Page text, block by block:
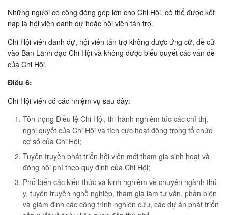
Những người có công đóng góp lớn cho Chi Hội, có thể được kết
nạp là hội viên danh dự hoặc hội viên tán trợ.
Chi Hội viên danh dự, hội viên tán trợ không được ứng cử, đề cử
vào Ban Lãnh đạo Chi Hội và không được biểu quyết các vấn đề
của Chi Hội.
Ðiều 6:
Chi Hội viên có các nhiệm vụ sau đây:
Tôn trọng Ðiều lệ Chi Hội, thi hành nghiêm túc các chỉ thị,
nghị quyết của Chi Hội và tích cực hoạt động trong tổ chức
cơ sở của Chi Hội;
Tuyên truyền phát triển hội viên mới tham gia sinh hoạt và
đóng hội phí theo quy định của Chi Hội;
Phổ biến các kiến thức và kinh nghiệm về chuyên ngành thú
y, tuyên truyền nghề nghiệp, tham gia làm tư vấn, phản biện
và giám định các công trình nghiên cứu, các dự án phát triển